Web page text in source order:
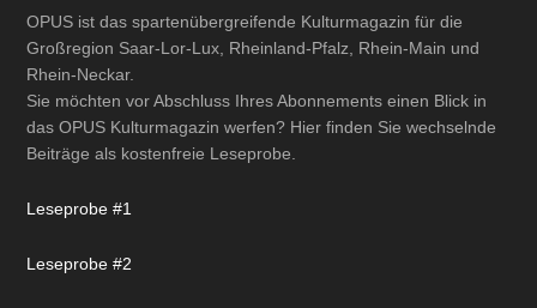
OPUS ist das spartenübergreifende Kulturmagazin für die
Großregion Saar-Lor-Lux, Rheinland-Pfalz, Rhein-Main und
Rhein-Neckar.
Sie möchten vor Abschluss Ihres Abonnements einen Blick in
das OPUS Kulturmagazin werfen? Hier finden Sie wechselnde
Beiträge als kostenfreie Leseprobe.
Leseprobe #1
Leseprobe #2